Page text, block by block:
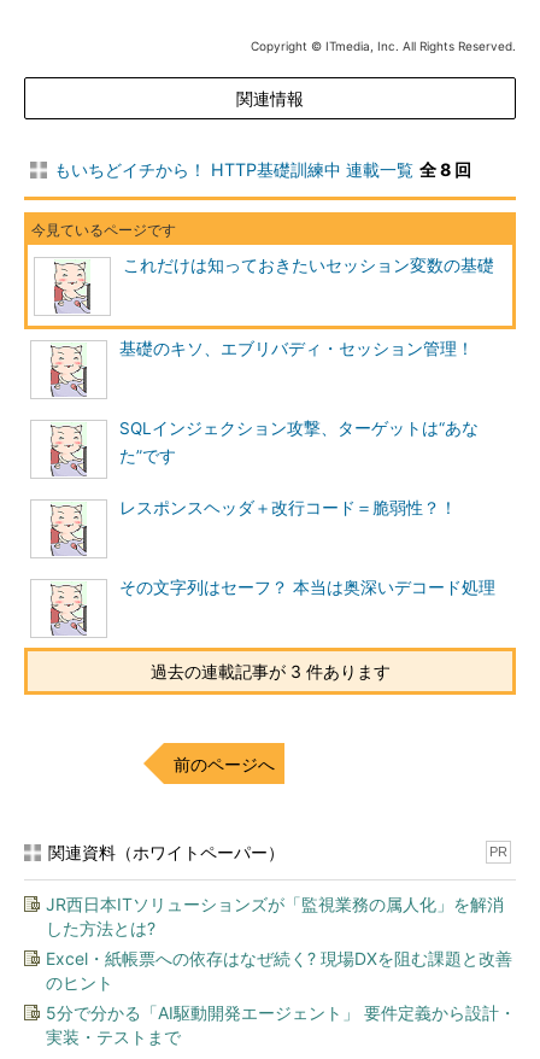
ユウヤ「これは、典型的な脆弱なセッションIDだね。まず並べ
替えてみるとよく分かる。まず、先頭の文字で並べ替えてみる」
c.
g
34428009092
j.
45539110123
f.
90084665648
なレベルだが、例えば、『c』と『g』を比べてみよう。9、10文
字目以外全部同じだ」
ユウヤ「次に、先頭の数字が近い『b』と『c』について比べる
と、これまたとても似ている」
クウ「どこが……？」
ユウヤ「鈍いな……。『c』の各けたに1足したらほとんど同じ
だ」
Copyright © ITmedia, Inc. All Rights Reserved.
関連情報
もいちどイチから！ HTTP基礎訓練中 連載一覧 全 8 回
これだけは知っておきたいセッション変数の基礎
基礎のキソ、エブリバディ・セッション管理！
SQLインジェクション攻撃、ターゲットは“あな
た”です
レスポンスヘッダ＋改行コード＝脆弱性？！
その文字列はセーフ？ 本当は奥深いデコード処理
過去の連載記事が 3 件あります
前のページへ
関連資料（ホワイトペーパー） PR
JR西日本ITソリューションズが「監視業務の属人化」を解消
した方法とは?
Excel・紙帳票への依存はなぜ続く? 現場DXを阻む課題と改善
のヒント
5分で分かる「AI駆動開発エージェント」 要件定義から設計・
実装・テストまで